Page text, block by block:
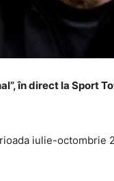
în direct la Sport
iulie-octombrie